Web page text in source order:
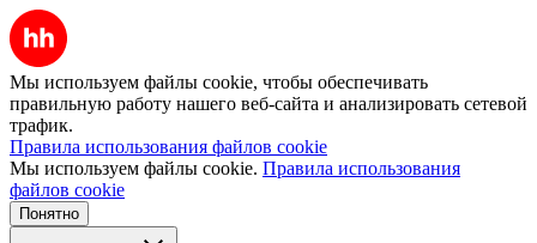
Мы используем файлы cookie, чтобы обеспечивать
правильную работу нашего веб-сайта и анализировать сетевой
трафик.
Правила использования файлов cookie
Мы используем файлы cookie. Правила использования
файлов cookie
Понятно